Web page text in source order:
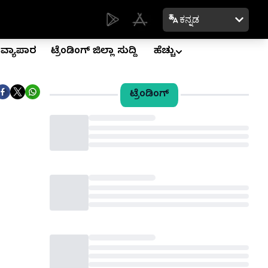
ಕನ್ನಡ
ವ್ಯಾಪಾರ ಟ್ರೆಂಡಿಂಗ್ ಜಿಲ್ಲಾ ಸುದ್ದಿ ಹೆಚ್ಚು
ಟ್ರೆಂಡಿಂಗ್